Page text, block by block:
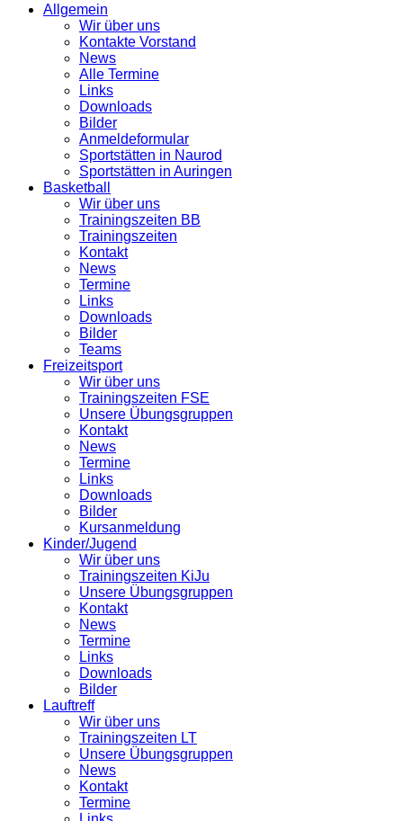
Allgemein
Wir über uns
Kontakte Vorstand
News
Alle Termine
Links
Downloads
Bilder
Anmeldeformular
Sportstätten in Naurod
Sportstätten in Auringen
Basketball
Wir über uns
Trainingszeiten BB
Trainingszeiten
Kontakt
News
Termine
Links
Downloads
Bilder
Teams
Freizeitsport
Wir über uns
Trainingszeiten FSE
Unsere Übungsgruppen
Kontakt
News
Termine
Links
Downloads
Bilder
Kursanmeldung
Kinder/Jugend
Wir über uns
Trainingszeiten KiJu
Unsere Übungsgruppen
Kontakt
News
Termine
Links
Downloads
Bilder
Lauftreff
Wir über uns
Trainingszeiten LT
Unsere Übungsgruppen
News
Kontakt
Termine